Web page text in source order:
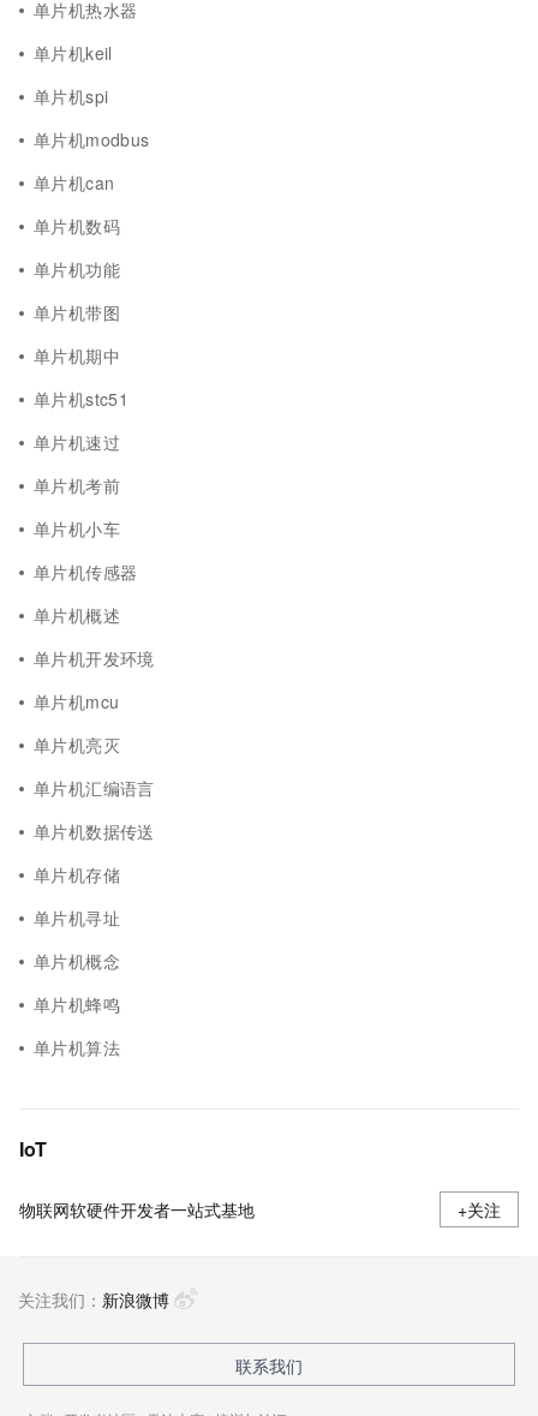
单片机热水器
单片机keil
单片机spi
单片机modbus
单片机can
单片机数码
单片机功能
单片机带图
单片机期中
单片机stc51
单片机速过
单片机考前
单片机小车
单片机传感器
单片机概述
单片机开发环境
单片机mcu
单片机亮灭
单片机汇编语言
单片机数据传送
单片机存储
单片机寻址
单片机概念
单片机蜂鸣
单片机算法
IoT
物联网软硬件开发者一站式基地 +关注
关注我们： 新浪微博
联系我们